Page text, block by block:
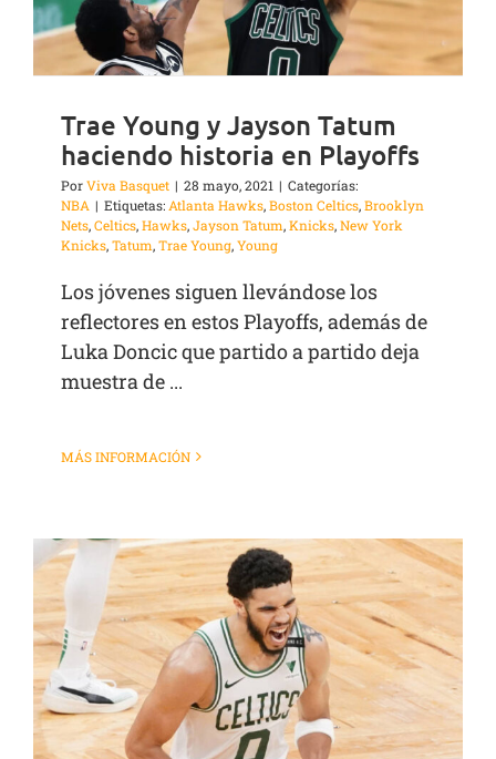
Trae Young y Jayson Tatum
haciendo historia en Playoffs
PorViva Basquet | 28 mayo, 2021 | Categorías:
NBA | Etiquetas: Atlanta Hawks,Boston Celtics,Brooklyn
Nets,Celtics,Hawks,Jayson Tatum,Knicks,New York
Knicks,Tatum,Trae Young,Young
Los jóvenes siguen llevándose los
reflectores en estos Playoffs, además de
Luka Doncic que partido a partido deja
muestra de ...
MÁS INFORMACIÓN